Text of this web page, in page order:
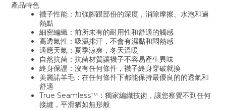
產品特色
襪子性能：加強腳跟部份的深度，消除摩擦、水泡和過
熱點
細密編織：前所未有的耐用性和舒適的觸感
高透氣性：吸濕排汗，不會有濕黏和悶熱感
適應天氣：夏季涼爽，冬天溫暖
自然抗菌：抗菌材質讓襪子不容易產生異味
終身保證：沒有任何條件，襪子終身穿破就換
美麗諾羊毛：在任何條件下都能保持最優良的的透氣和
舒適
True Seamless™：獨家編織技術，讓您察覺不到任何
接縫，平滑猶如無形般